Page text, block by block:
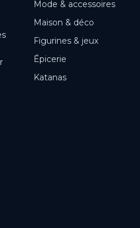
Mode & accessoires
Maison & déco
Figurines & jeux
Épicerie
Katanas